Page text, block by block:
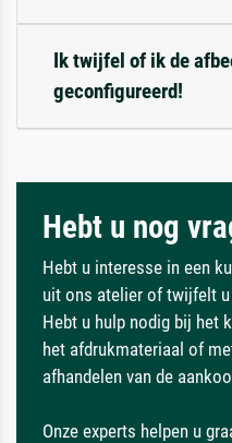
Ik twijfel of ik de
geconfigureerd!
Hebt u nog
Hebt u interesse in een
uit ons atelier of twijfelt u
Hebt u hulp nodig bij het
het afdrukmateriaal of
afhandelen van de
Onze experts helpen u